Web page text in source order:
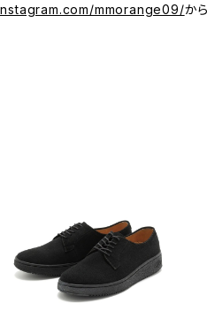
mmorange09/か